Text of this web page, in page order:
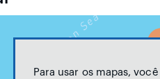
Para usar os mapas,